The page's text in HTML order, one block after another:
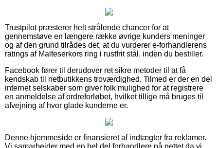
Trustpilot præsterer helt strålende chancer for at
gennemstøve en længere række øvrige kunders meninger
og af den grund tilrådes det, at du vurderer e-forhandlerens
ratings af Malteserkors ring i rustfrit stål. inden du bestiller.
Facebook fører til derudover ret sikre metoder til at få
kendskab til netbutikkens troværdighed. Tilmed er der en del
internet selskaber som giver folk mulighed for at registrere
en anmeldelse af ordreforløbet, hvilket tillige må bruges til
afvejning af hvor glade kunderne er.
Denne hjemmeside er finansieret af indtægter fra reklamer.
Vi samarbejder med en hel del forhandlere på nettet da vi